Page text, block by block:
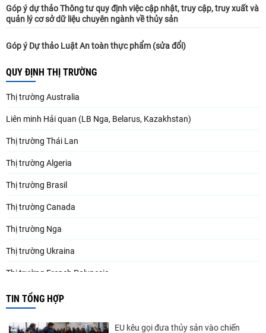
Góp ý dự thảo Thông tư quy định việc cập nhật, truy cập, truy xuất và
quản lý cơ sở dữ liệu chuyên ngành về thủy sản
Góp ý Dự thảo Luật An toàn thực phẩm (sửa đổi)
QUY ĐỊNH THỊ TRƯỜNG
Thị trường Australia
Liên minh Hải quan (LB Nga, Belarus, Kazakhstan)
Thị trường Thái Lan
Thị trường Algeria
Thị trường Brasil
Thị trường Canada
Thị trường Nga
Thị trường Ukraina
Thị trường French Polynesia
Thị trường Trung Quốc
TIN TỔNG HỢP
EU kêu gọi đưa thủy sản vào chiến